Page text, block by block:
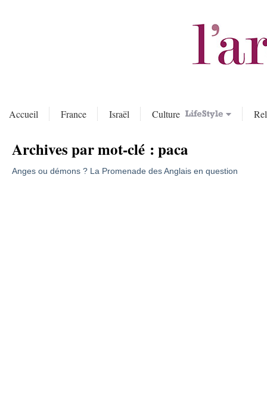
Accueil France Israël Culture
Archives par mot-clé :paca
Anges ou démons ? La Promenade des Anglais en question